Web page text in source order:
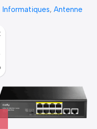
Informatiques, Antenne